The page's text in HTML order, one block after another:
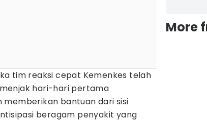
tim reaksi cepat Kemenkes telah
hari-hari pertama
memberikan bantuan dari sisi
beragam penyakit yang
More